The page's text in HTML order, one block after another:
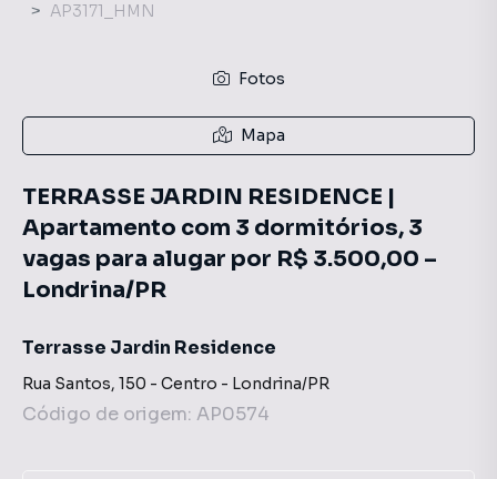
AP3171_HMN
Fotos
Mapa
TERRASSE JARDIN RESIDENCE |
Apartamento com 3 dormitórios, 3
vagas para alugar por R$ 3.500,00 –
Londrina/PR
Terrasse Jardin Residence
Rua Santos, 150 - Centro - Londrina/PR
Código de origem: AP0574